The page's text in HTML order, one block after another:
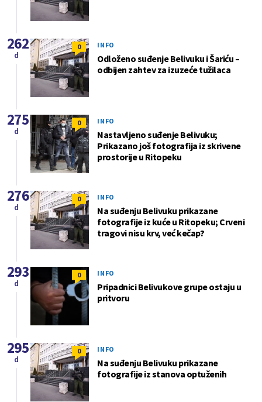
0 INFO
Odloženo suđenje Belivuku i Šariću –
odbijen zahtev za izuzeće tužilaca
262
d
0 INFO
Nastavljeno suđenje Belivuku;
Prikazano još fotografija iz skrivene
prostorije u Ritopeku
275
d
0 INFO
Na suđenju Belivuku prikazane
fotografije iz kuće u Ritopeku; Crveni
tragovi nisu krv, već kečap?
276
d
0 INFO
Pripadnici Belivukove grupe ostaju u
pritvoru
293
d
0 INFO
Na suđenju Belivuku prikazane
fotografije iz stanova optuženih
295
d